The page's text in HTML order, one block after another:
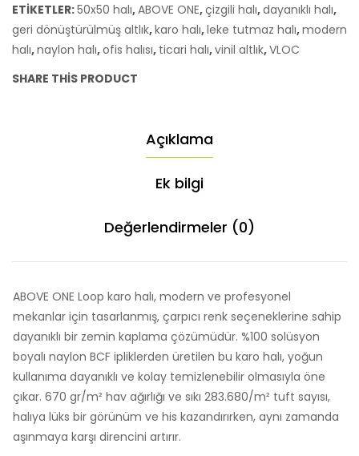
ETIKETLER:50x50 halı,ABOVE ONE,çizgili halı,dayanıklı halı,
geri dönüştürülmüş altlık,karo halı,leke tutmaz halı,modern
halı,naylon halı,ofis halısı, ticari halı,vinil altlık,VLOC
SHARE THIS PRODUCT
Açıklama
Ek bilgi
Değerlendirmeler (0)
ABOVE ONE Loop karo halı, modern ve profesyonel
mekanlar için tasarlanmış, çarpıcı renk seçeneklerine sahip
dayanıklı bir zemin kaplama çözümüdür. %100 solüsyon
boyalı naylon BCF ipliklerden üretilen bu karo halı, yoğun
kullanıma dayanıklı ve kolay temizlenebilir olmasıyla öne
çıkar. 670 gr/m² hav ağırlığı ve sıkı 283.680/m² tuft sayısı,
halıya lüks bir görünüm ve his kazandırırken, aynı zamanda
aşınmaya karşı direncini artırır.